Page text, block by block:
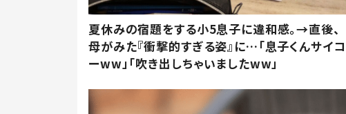
夏休みの宿題をする小5息子に違和感。→直後、
母がみた『衝撃的すぎる姿』に…「息子くんサイコ
ーww」「吹き出しちゃいましたww」